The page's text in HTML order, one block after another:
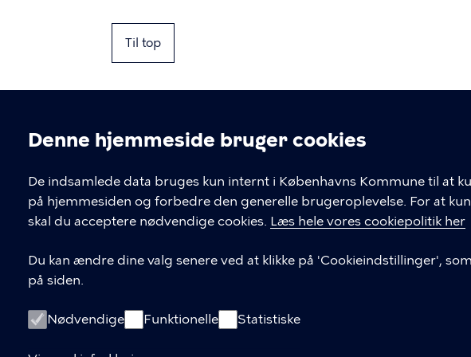
Denne hjemmeside bruger cookies
De indsamlede data bruges kun internt i Københavns Kommune til at
på hjemmesiden og forbedre den generelle brugeroplevelse. For at
skal du acceptere nødvendige cookies. Læs hele vores cookiepolitik her
Du kan ændre dine valg senere ved at klikke på 'Cookieindstillinger',
på siden.
Nødvendige Funktionelle Statistiske
Til top
Kontakt Københavns Kommune
T
33 66 33 66
CVR-nummer64942212
GENVEJE
Hvis